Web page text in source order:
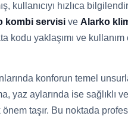
kullanıcıyı hızlıca
kombi servisi ve Alarko
kodu yaklaşımı ve
konforun temel
yaz aylarında ise sağlıklı
önem taşır. Bu noktada